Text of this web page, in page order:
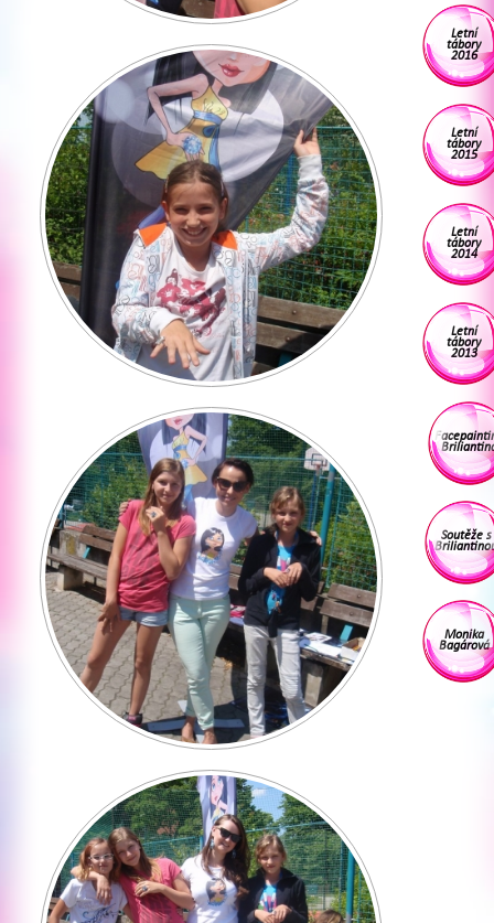
Letní
tábory
2016
Letní
tábory
2015
Letní
tábory
2014
Letní
tábory
2013
Soutěže s
Monika
Bagárová